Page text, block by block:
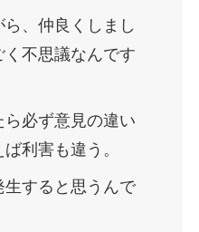
、仲良くしまし
く不思議なんです
ら必ず意見の違い
利害も違う。
すると思うんで